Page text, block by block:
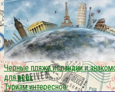
Черные пляжи исландии и
для всех
Туризм интересное